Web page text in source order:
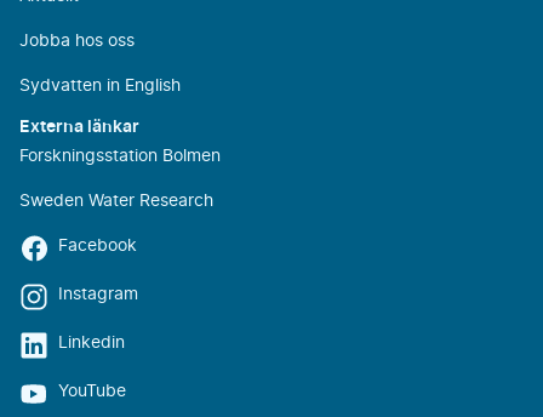
Jobba hos oss
Sydvatten in English
Externa länkar
Forskningsstation Bolmen
Sweden Water Research
Facebook
Instagram
Linkedin
YouTube